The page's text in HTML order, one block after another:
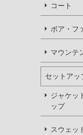
コート
ボア・フ
マウンテ
セットアッ
ジャケッ
ップ
スウェッ